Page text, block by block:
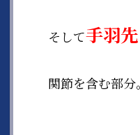
そして手羽
関節を含む部